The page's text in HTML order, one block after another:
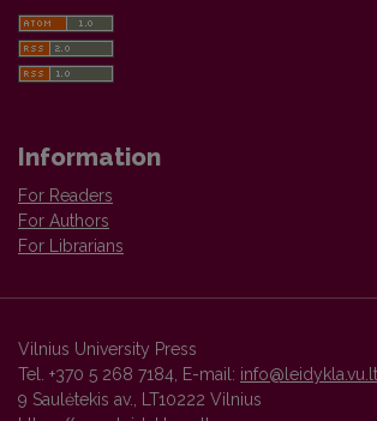
Information
For Readers
For Authors
For Librarians
Vilnius University Press
Tel. +370 5 268 7184, E-mail: info@leidykla.vu.lt
9 Saulėtekis av., LT10222 Vilnius